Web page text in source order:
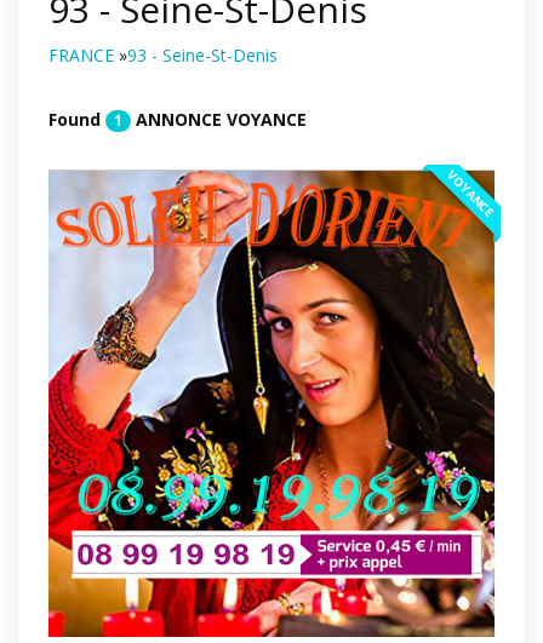
FRANCE »93 - Seine-St-Denis
Found 1 ANNONCE VOYANCE
VOYANCE